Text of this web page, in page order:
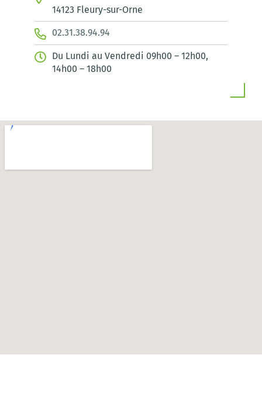
14123 Fleury-sur-Orne
02.31.38.94.94
Du Lundi au Vendredi 09h00 – 12h00,
14h00 – 18h00